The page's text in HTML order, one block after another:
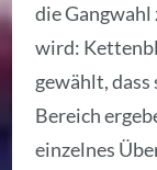
die
wird:
gewählt, dass
Bereich
einzelnes